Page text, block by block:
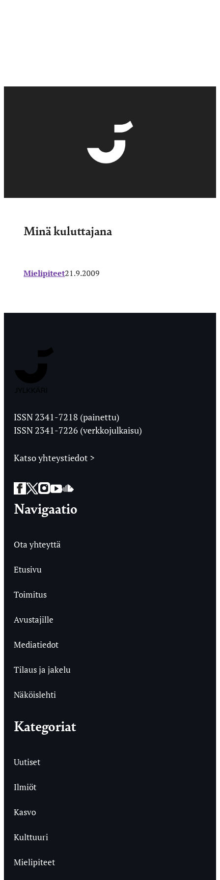
Minä kuluttajana
Mielipiteet21.9.2009
Ylioppilaslehti
ISSN 2341-7218 (painettu)
ISSN 2341-7226 (verkkojulkaisu)
Katso yhteystiedot >
Facebook
Twitter
Instagram
YouTube
SoundCloud
Navigaatio
Ota yhteyttä
Etusivu
Toimitus
Avustajille
Mediatiedot
Tilaus ja jakelu
Näköislehti
Kategoriat
Uutiset
Ilmiöt
Kasvo
Kulttuuri
Mielipiteet